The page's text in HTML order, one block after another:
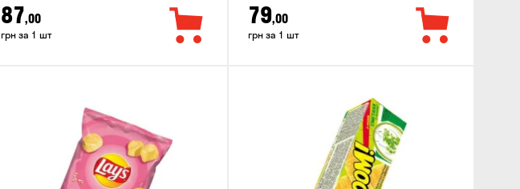
87,00
грн за 1 шт
79,00
грн за 1 шт